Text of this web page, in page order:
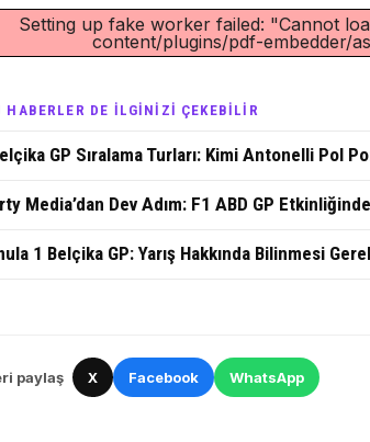
Setting up fake worker failed: "Cannot
content/plugins/pdf-embedder/
HABERLER DE İLGİNİZİ ÇEKEBİLİR
GP Sıralama Turları: Kimi Antonelli Pol
Media’dan Dev Adım: F1 ABD GP
1 Belçika GP: Yarış Hakkında Bilinmesi
paylaş X Facebook WhatsApp